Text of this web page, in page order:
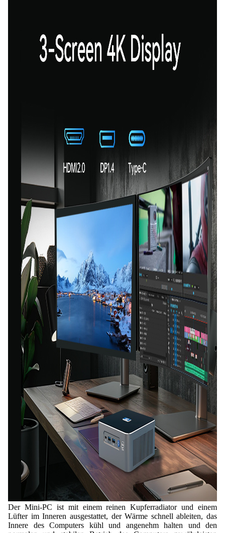
Der Mini-PC ist mit einem reinen Kupferradiator und einem
Lüfter im Inneren ausgestattet, der Wärme schnell ableiten, das
Innere des Computers kühl und angenehm halten und den